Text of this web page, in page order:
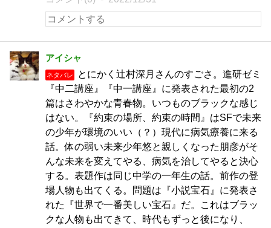
アイシャ
ネタバレ
とにかく辻村深月さんのすごさ。進研ゼミ
『中二講座』『中一講座』に発表された最初の2
篇はさわやかな青春物。いつものブラックな感じ
はない。『約束の場所、約束の時間』はSFで未来
の少年が環境のいい（？）現代に病気療養に来る
話。体の弱い未来少年悠と親しくなった朋彦がそ
んな未来を変えてやる、病気を治してやると決心
する。表題作は同じ中学の一年生の話。前作の登
場人物も出てくる。問題は『小説宝石』に発表さ
れた『世界で一番美しい宝石』だ。これはブラッ
クな人物も出てきて、時代もずっと後になり、